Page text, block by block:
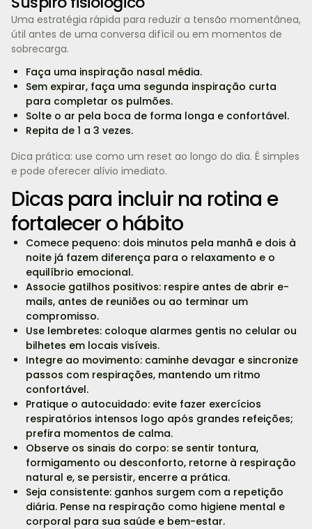
Uma estratégia rápida para reduzir a tensão momentânea,
útil antes de uma conversa difícil ou em momentos de
sobrecarga.
Faça uma inspiração nasal média.
Sem expirar, faça uma segunda inspiração curta
para completar os pulmões.
Solte o ar pela boca de forma longa e confortável.
Repita de 1 a 3 vezes.
Dica prática: use como um reset ao longo do dia. É simples
e pode oferecer alívio imediato.
Dicas para incluir na rotina e
fortalecer o hábito
Comece pequeno: dois minutos pela manhã e dois à
noite já fazem diferença para o relaxamento e o
equilíbrio emocional.
Associe gatilhos positivos: respire antes de abrir e-
mails, antes de reuniões ou ao terminar um
compromisso.
Use lembretes: coloque alarmes gentis no celular ou
bilhetes em locais visíveis.
Integre ao movimento: caminhe devagar e sincronize
passos com respirações, mantendo um ritmo
confortável.
Pratique o autocuidado: evite fazer exercícios
respiratórios intensos logo após grandes refeições;
prefira momentos de calma.
Observe os sinais do corpo: se sentir tontura,
formigamento ou desconforto, retorne à respiração
natural e, se persistir, encerre a prática.
Seja consistente: ganhos surgem com a repetição
diária. Pense na respiração como higiene mental e
corporal para sua saúde e bem-estar.